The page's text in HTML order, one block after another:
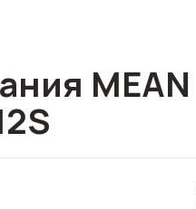
MEAN